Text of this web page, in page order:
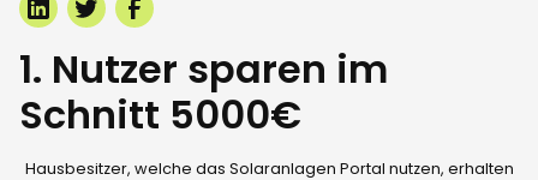
1. Nutzer sparen im
Schnitt 5000€
Hausbesitzer, welche das Solaranlagen Portal nutzen, erhalten